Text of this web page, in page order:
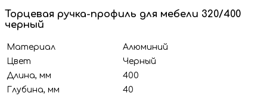
Торцевая ручка-профиль для мебели 320/400
черный
Материал
Алюминий
Цвет
Черный
Длина, мм
400
Глубина, мм
40